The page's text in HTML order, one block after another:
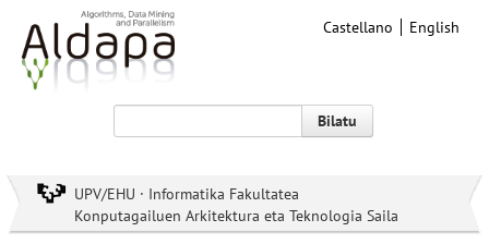
Castellano English
Bilatu
UPV/EHU · Informatika Fakultatea
Konputagailuen Arkitektura eta Teknologia Saila